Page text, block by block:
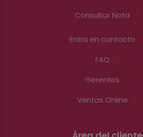
Consultar Nota
Entra en contacto
FAQ
Gerentes
Ventas Online